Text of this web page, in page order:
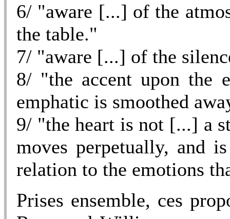
6/ "aware [...] of the
the table."
7/ "aware [...] of the
8/ "the accent upon the
emphatic is smoothed
9/ "the heart is not [...] a
moves perpetually, and
relation to the emotions
Prises ensemble, ces